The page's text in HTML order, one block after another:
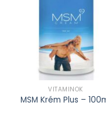
VITAMINOK
MSM Krém Plus –